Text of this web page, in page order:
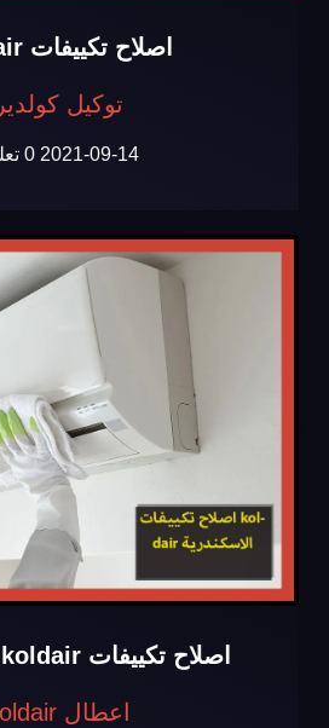
اصلاح تكييفات koldair
توكيل كولدير
2021-09-14 0 تعليقات
اصلاح تكييفات koldair الاسكندرية
اعطال koldair